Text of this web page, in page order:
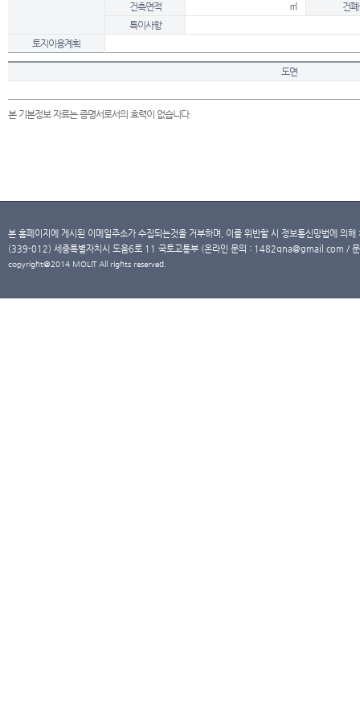
건축면적
㎡
건
특이사항
토지이용계획
도면
본 기본정보 자료는 증명서로서의 효력이 없습니다.
본 홈페이지에 게시된 이메일주소가 수집되는것을 거부하며, 이를 위반할 시 정보통신망법에 의
(339-012) 세종특별자치시 도움6로 11 국토교통부 (온라인 문의 : 1482qna@gmail.com /
copyright@2014 MOLIT All rights reserved.